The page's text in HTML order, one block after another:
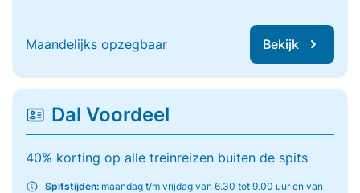
Maandelijks opzegbaar Bekijk
Dal Voordeel
40% korting op alle treinreizen buiten de spits
Spitstijden: maandag t/m vrijdag van 6.30 tot 9.00 uur en van